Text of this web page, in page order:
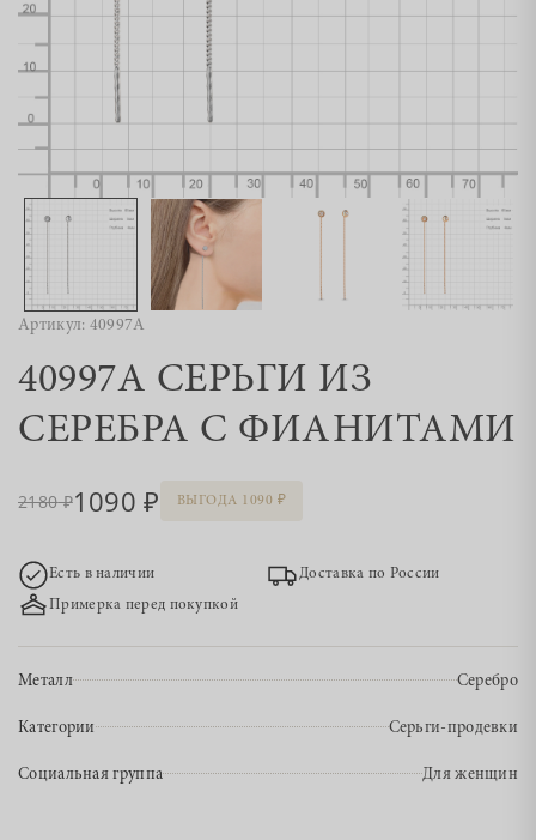
Артикул: 40997А
40997А СЕРЬГИ ИЗ
СЕРЕБРА С ФИАНИТАМИ
2180 1090 ВЫГОДА 1090
Есть в наличии
Доставка по России
Примерка перед покупкой
Металл Серебро
Категории Серьги-продевки
Социальная группа Для женщин